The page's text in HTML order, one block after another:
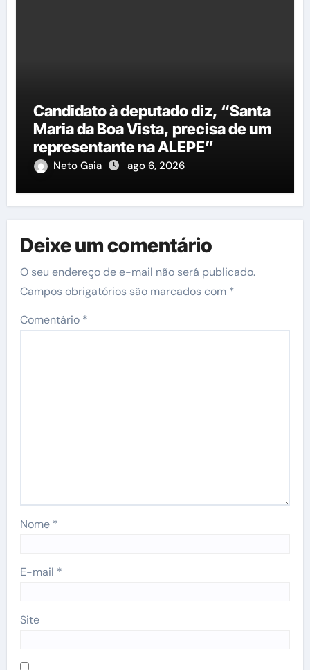
Candidato à deputado diz, “Santa
Maria da Boa Vista, precisa de um
representante na ALEPE”
Neto Gaia ago 6, 2026
Deixe um comentário
O seu endereço de e-mail não será publicado.
Campos obrigatórios são marcados com *
Comentário *
Nome *
E-mail *
Site